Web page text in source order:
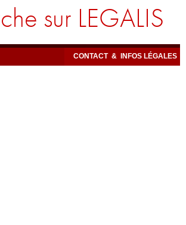
sur LEGALIS
CONTACT & INFOS LÉGALES